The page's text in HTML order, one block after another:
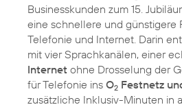
Businesskunden zum 15.
eine schnellere und günstigere
Telefonie und Internet. Darin
mit vier Sprachkanälen, einer
Internet ohne Drosselung der
für Telefonie ins O2 Festnetz
zusätzliche Inklusiv-Minuten in